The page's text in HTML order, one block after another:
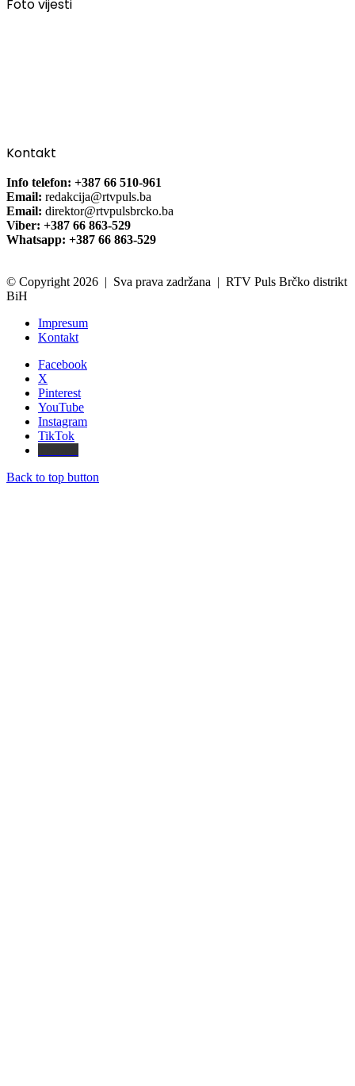
Foto vijesti
Kontakt
Info telefon: +387 66 510-961
Email: redakcija@rtvpuls.ba
Email: direktor@rtvpulsbrcko.ba
Viber: +387 66 863-529
Whatsapp: +387 66 863-529
© Copyright 2026 | Sva prava zadržana | RTV Puls Brčko distrikt
BiH
Impresum
Kontakt
Facebook
X
Pinterest
YouTube
Instagram
TikTok
Back to top button